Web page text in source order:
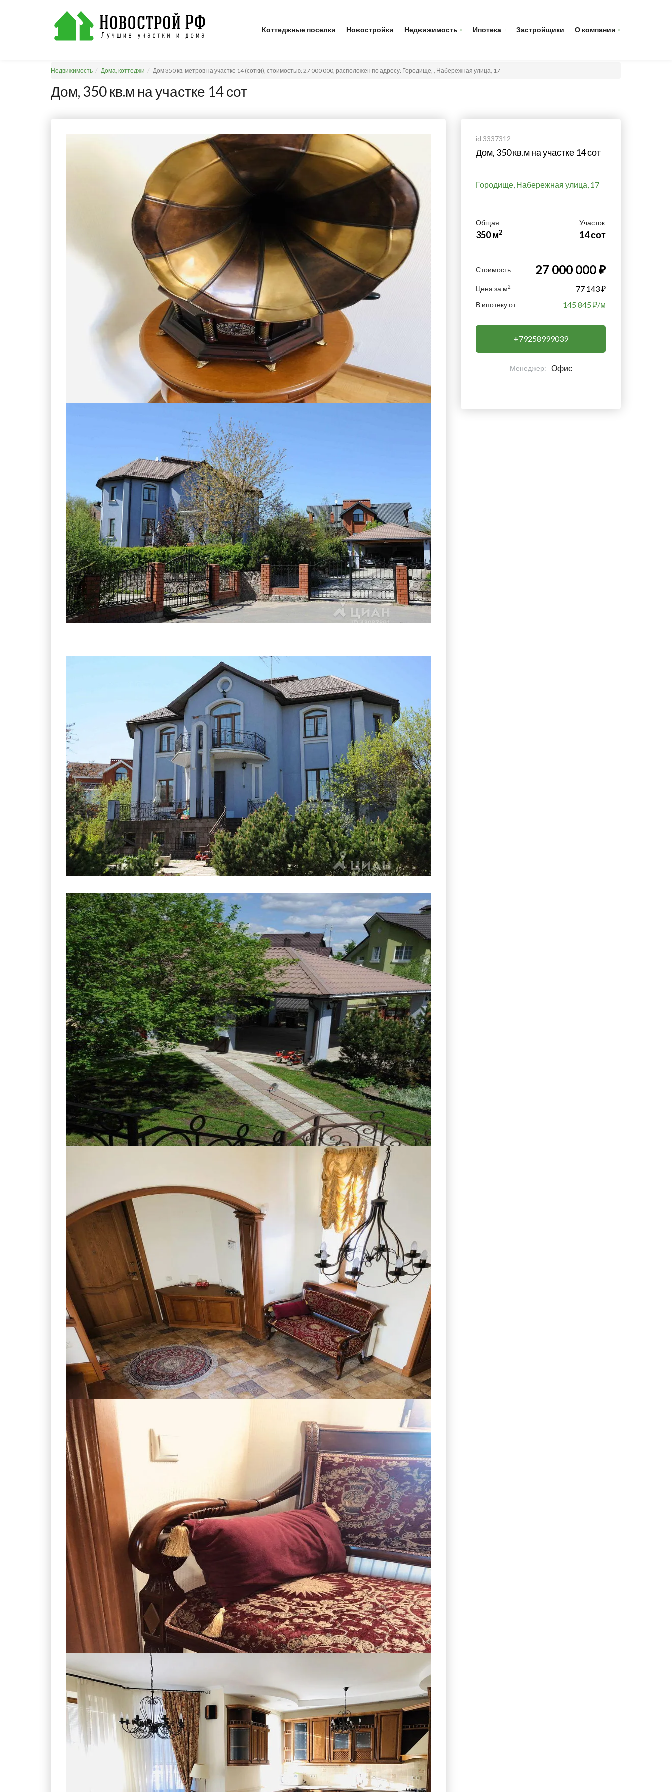
Коттеджные поселки Новостройки Недвижимость Ипотека Застройщики О компании
Недвижимость Дома, коттеджи Дом 350 кв. метров на участке 14 (сотки), стоимостью: 27 000 000, расположен по адресу: Городище, , Набережная улица, 17
Дом, 350 кв.м на участке 14 сот
id 3337312
Дом, 350 кв.м на участке 14 сот
Городище, Набережная улица, 17
Общая
350 м2
Участок
14 сот
Стоимость 27 000 000 ₽
Цена за м2 77 143 ₽
В ипотеку от 145 845 ₽/м
+79258999039
Менеджер: Офис